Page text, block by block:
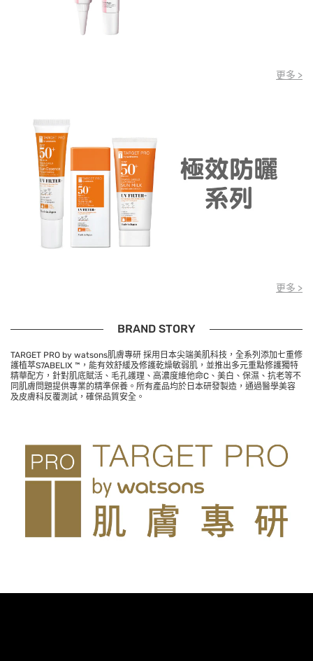
更多 >
更多 >
BRAND STORY
TARGET PRO by watsons肌膚專研 採用日本尖端美肌科技，全系列添加七重修
護植萃S7ABELIX ™，能有效舒緩及修護乾燥敏弱肌，並推出多元重點修護獨特
精華配方，針對肌底賦活、毛孔護理、高濃度維他命C 、美白、保濕、抗老等不
同肌膚問題提供專業的精準保養。所有產品均於日本研發製造，通過醫學美容
及皮膚科反覆測試，確保品質安全。